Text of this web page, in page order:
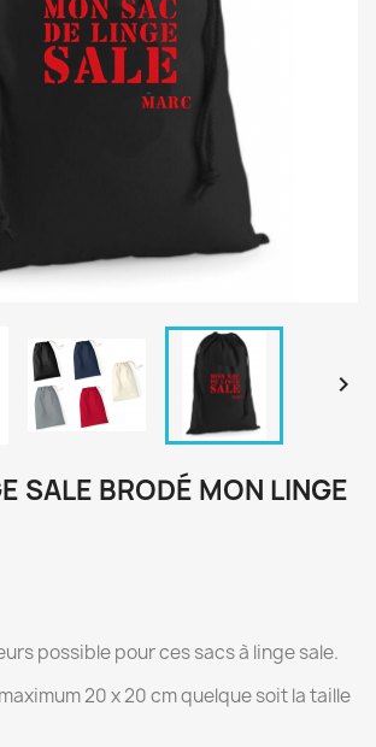

SALE BRODÉ MON LINGE
possible pour ces sacs à linge sale.
20 x 20 cm quelque soit la taille